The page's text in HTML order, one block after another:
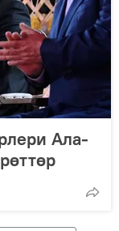
Ала-